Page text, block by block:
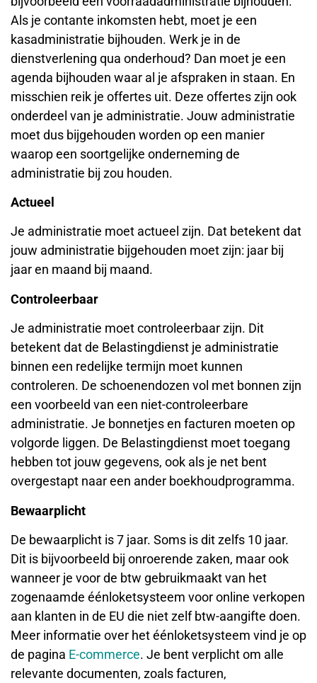
Als je contante inkomsten hebt, moet je een
kasadministratie bijhouden. Werk je in de
dienstverlening qua onderhoud? Dan moet je een
agenda bijhouden waar al je afspraken in staan. En
misschien reik je offertes uit. Deze offertes zijn ook
onderdeel van je administratie. Jouw administratie
moet dus bijgehouden worden op een manier
waarop een soortgelijke onderneming de
administratie bij zou houden.
Actueel
Je administratie moet actueel zijn. Dat betekent dat
jouw administratie bijgehouden moet zijn: jaar bij
jaar en maand bij maand.
Controleerbaar
Je administratie moet controleerbaar zijn. Dit
betekent dat de Belastingdienst je administratie
binnen een redelijke termijn moet kunnen
controleren. De schoenendozen vol met bonnen zijn
een voorbeeld van een niet-controleerbare
administratie. Je bonnetjes en facturen moeten op
volgorde liggen. De Belastingdienst moet toegang
hebben tot jouw gegevens, ook als je net bent
overgestapt naar een ander boekhoudprogramma.
Bewaarplicht
De bewaarplicht is 7 jaar. Soms is dit zelfs 10 jaar.
Dit is bijvoorbeeld bij onroerende zaken, maar ook
wanneer je voor de btw gebruikmaakt van het
zogenaamde éénloketsysteem voor online verkopen
aan klanten in de EU die niet zelf btw-aangifte doen.
Meer informatie over het éénloketsysteem vind je op
de pagina E-commerce. Je bent verplicht om alle
relevante documenten, zoals facturen,